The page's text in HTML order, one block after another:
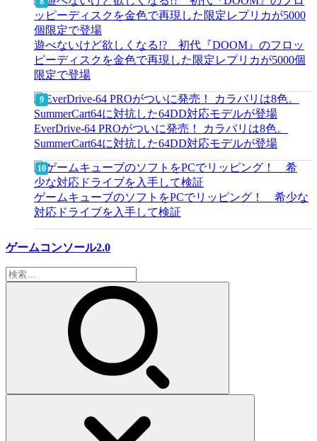
遊べないけど欲しくなる!? 初代『DOOM』のフロッ
ピーディスクを金色で再現した限定レプリカが5000個
限定で登場
EverDrive-64 PROがついに発売！ カラバリは8色。
SummerCart64に対抗した64DD対応モデルが登場
ゲームキューブのソフトをPCでリッピング！ 希少な
対応ドライブを入手して検証
ゲームコンソール2.0
検
索: